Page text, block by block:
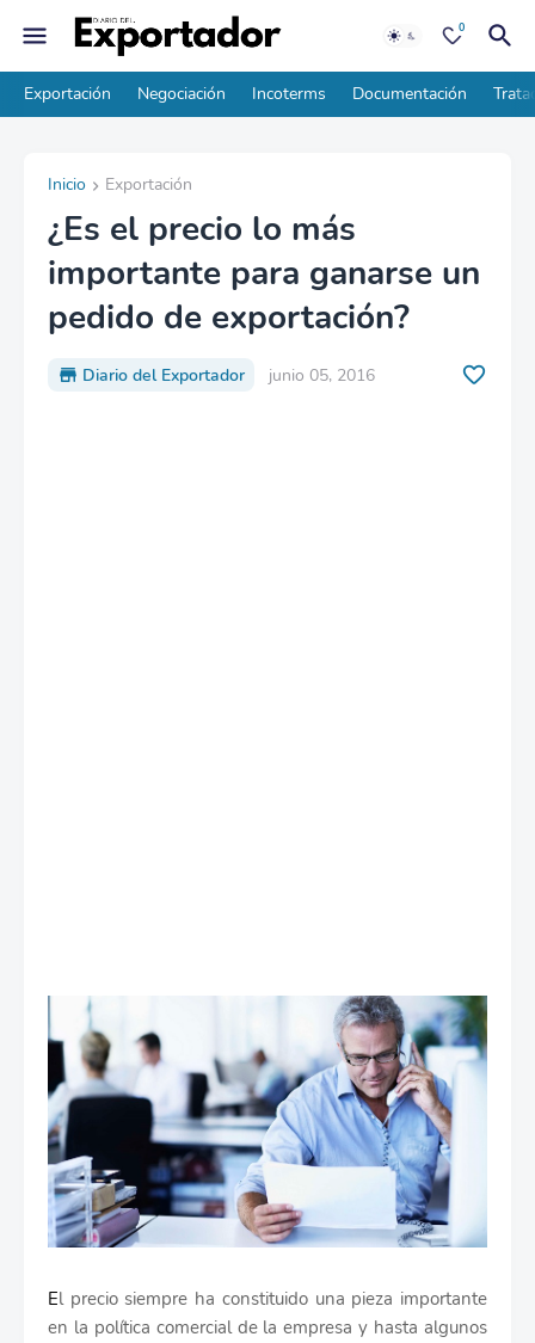
0
Exportación Negociación Incoterms Documentación
Inicio Exportación
¿Es el precio lo más
importante para ganarse un
pedido de exportación?
Diario del Exportador junio 05, 2016
El precio siempre ha constituido una pieza importante
en la política comercial de la empresa y hasta algunos